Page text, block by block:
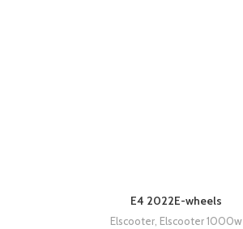
E4 2022E-wheels
Elscooter Elscooter 1000w